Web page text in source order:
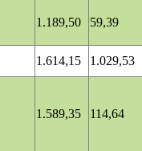
1.189,50 59,39
1.614,15
1.029,53
1.589,35 114,64